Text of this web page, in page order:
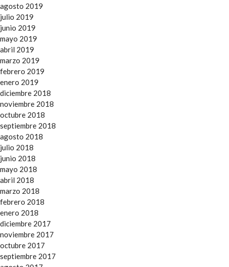
agosto 2019
julio 2019
junio 2019
mayo 2019
abril 2019
marzo 2019
febrero 2019
enero 2019
diciembre 2018
noviembre 2018
octubre 2018
septiembre 2018
agosto 2018
julio 2018
junio 2018
mayo 2018
abril 2018
marzo 2018
febrero 2018
enero 2018
diciembre 2017
noviembre 2017
octubre 2017
septiembre 2017